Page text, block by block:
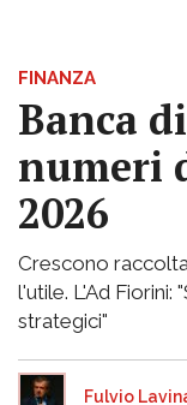
FINANZA
Banca
numeri
2026
Crescono
l'utile. L'Ad
strategici"
Fulvio